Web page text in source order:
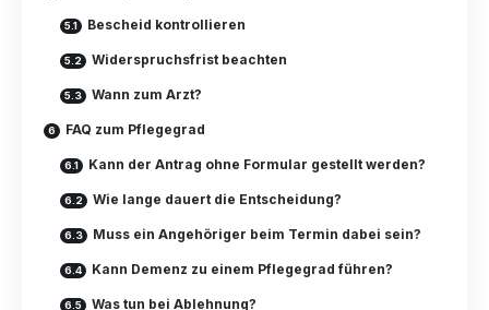
Bescheid kontrollieren
Widerspruchsfrist beachten
Wann zum Arzt?
FAQ zum Pflegegrad
Kann der Antrag ohne Formular gestellt werden?
Wie lange dauert die Entscheidung?
Muss ein Angehöriger beim Termin dabei sein?
Kann Demenz zu einem Pflegegrad führen?
Was tun bei Ablehnung?